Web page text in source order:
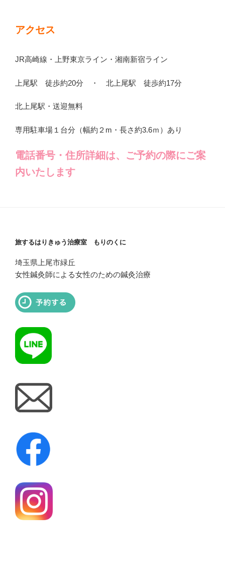
アクセス
JR高崎線・上野東京ライン・湘南新宿ライン
上尾駅 徒歩約20分 ・ 北上尾駅 徒歩約17分
北上尾駅・送迎無料
専用駐車場１台分（幅約２m・長さ約3.6ｍ）あり
電話番号・住所詳細は、ご予約の際にご案
内いたします
旅するはりきゅう治療室 もりのくに
埼玉県上尾市緑丘
女性鍼灸師による女性のための鍼灸治療